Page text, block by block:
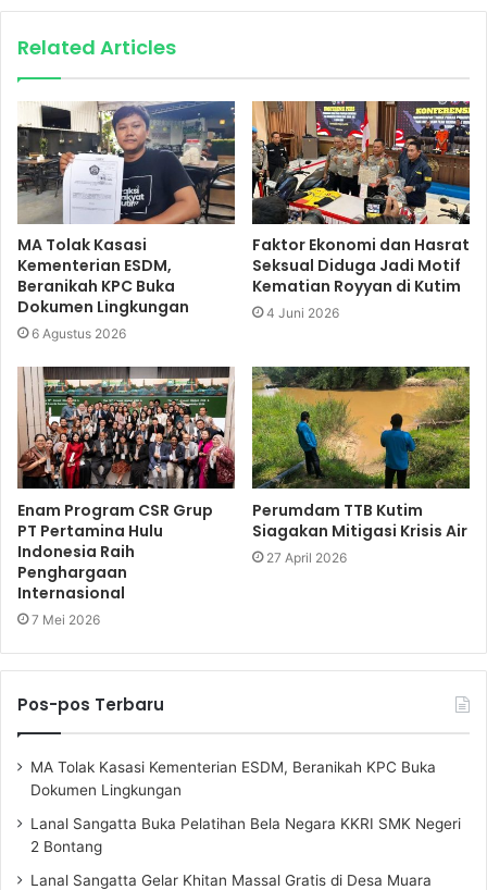
Related Articles
MA Tolak Kasasi
Kementerian ESDM,
Beranikah KPC Buka
Dokumen Lingkungan
6 Agustus 2026
Faktor Ekonomi dan Hasrat
Seksual Diduga Jadi Motif
Kematian Royyan di Kutim
4 Juni 2026
Enam Program CSR Grup
PT Pertamina Hulu
Indonesia Raih
Penghargaan
Internasional
7 Mei 2026
Perumdam TTB Kutim
Siagakan Mitigasi Krisis Air
27 April 2026
Pos-pos Terbaru
MA Tolak Kasasi Kementerian ESDM, Beranikah KPC Buka
Dokumen Lingkungan
Lanal Sangatta Buka Pelatihan Bela Negara KKRI SMK Negeri
2 Bontang
Lanal Sangatta Gelar Khitan Massal Gratis di Desa Muara